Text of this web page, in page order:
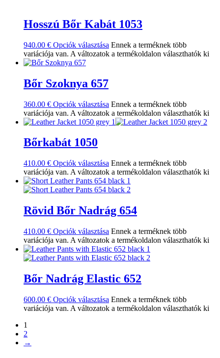
Hosszú Bőr Kabát 1053
940.00 € Opciók választása Ennek a terméknek több
variációja van. A változatok a termékoldalon választhatók ki
Bőr Szoknya 657
360.00 € Opciók választása Ennek a terméknek több
variációja van. A változatok a termékoldalon választhatók ki
Bőrkabát 1050
410.00 € Opciók választása Ennek a terméknek több
variációja van. A változatok a termékoldalon választhatók ki
Rövid Bőr Nadrág 654
410.00 € Opciók választása Ennek a terméknek több
variációja van. A változatok a termékoldalon választhatók ki
Bőr Nadrág Elastic 652
600.00 € Opciók választása Ennek a terméknek több
variációja van. A változatok a termékoldalon választhatók ki
1
2
→